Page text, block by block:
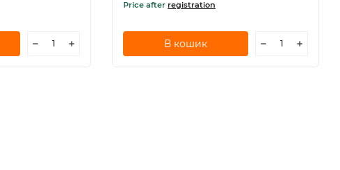
Price after registration
В кошик